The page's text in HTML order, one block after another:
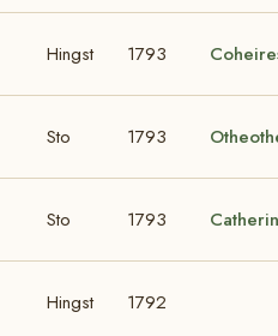
Hingst 1793
Sto 1793
Sto 1793
Hingst 1792